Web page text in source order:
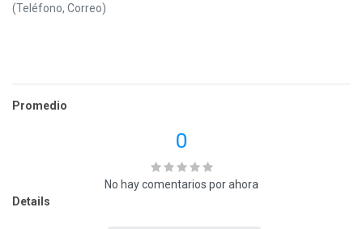
(Teléfono, Correo)
Promedio
0
No hay comentarios por ahora
Details